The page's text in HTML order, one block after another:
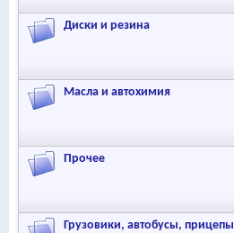
Диски и резина
Масла и автохимия
Прочее
Грузовики, автобусы, прицепы